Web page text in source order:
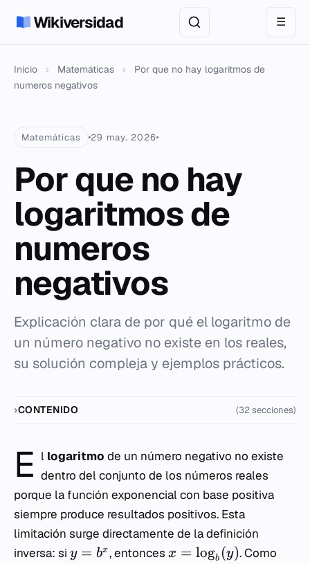
Wikiversidad ☰
Inicio › Matemáticas ›
Por que no hay logaritmos de
numeros negativos
Matemáticas 29 may. 2026
Por que no hay
logaritmos de
numeros
negativos
Explicación clara de por qué el logaritmo de
un número negativo no existe en los reales,
su solución compleja y ejemplos prácticos.
CONTENIDO (32 secciones)
E l logaritmo de un número negativo no existe
dentro del conjunto de los números reales
porque la función exponencial con base positiva
siempre produce resultados positivos. Esta
limitación surge directamente de la definición
inversa: si y = bx, entoncesx = logb (y). Como